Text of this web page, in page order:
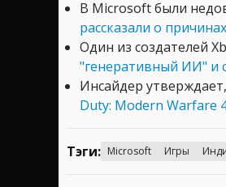
В Microsoft были
рассказали о
Один из создателей
"генеративный ИИ" и
Инсайдер
Duty: Modern Warfare
Тэги: Microsoft Игры